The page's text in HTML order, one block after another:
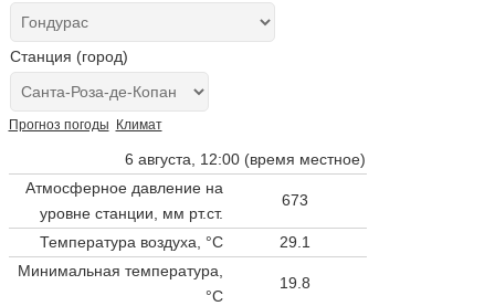
Станция (город)
Прогноз погоды Климат
6 августа, 12:00 (время местное)
Атмосферное давление на
уровне станции, мм рт.ст.
673
Температура воздуха, °C
29.1
Минимальная температура,
°C
19.8